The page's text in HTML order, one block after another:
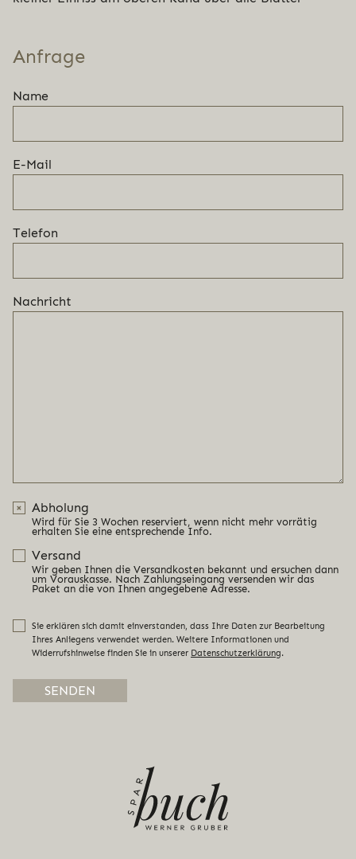
Anfrage
Name
E-Mail
Telefon
Nachricht
Abholung
Wird für Sie 3 Wochen reserviert, wenn nicht mehr vorrätig
erhalten Sie eine entsprechende Info.
Versand
Wir geben Ihnen die Versandkosten bekannt und ersuchen dann
um Vorauskasse. Nach Zahlungseingang versenden wir das
Paket an die von Ihnen angegebene Adresse.
Sie erklären sich damit einverstanden, dass Ihre Daten zur Bearbeitung
Ihres Anliegens verwendet werden. Weitere Informationen und
Widerrufshinweise finden Sie in unserer Datenschutzerklärung.